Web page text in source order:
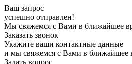
Ваш запрос
успешно отправлен!
Мы свяжемся с Вами в ближайшее
Заказать звонок
Укажите ваши контактные данные
и мы свяжемся с Вами в ближайшее
Задать вопрос